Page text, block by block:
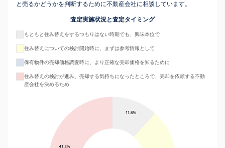
と売るかどうかを判断するために不動産会社に相談しています。
査定実施状況と査定タイミング
もともと住み替えをするつもりはない時期でも、興味本位で
住み替えについての検討開始時に、まずは参考情報として
保有物件の売却価格調査時に、より正確な売却価格を知るために
住み替えの検討が進み、売却する気持ちになったところで、売却を依頼する不動
産会社を決めるため